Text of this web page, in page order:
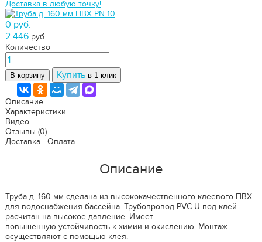
Доставка в любую точку!
0 руб.
2 446 руб.
Количество
В корзину Купить в 1 клик
Описание
Характеристики
Видео
Отзывы (0)
Доставка - Оплата
Описание
Труба д. 160 мм сделана из высококачественного клеевого ПВХ
для водоснабжения бассейна. Трубопровод PVC-U под клей
расчитан на высокое давление. Имеет
повышенную устойчивость к химии и окислению. Монтаж
осуществляют с помощью клея.